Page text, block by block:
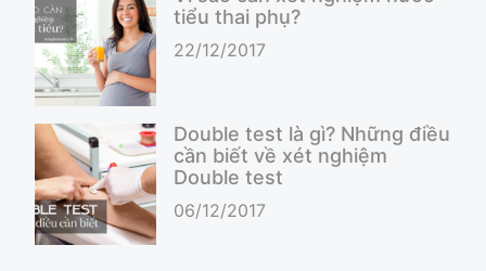
tiểu thai phụ?
22/12/2017
Double test là gì? Những điều
cần biết về xét nghiệm
Double test
06/12/2017